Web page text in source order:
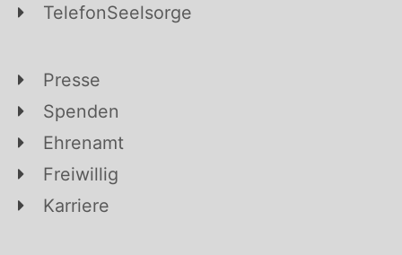
TelefonSeelsorge
Presse
Spenden
Ehrenamt
Freiwillig
Karriere